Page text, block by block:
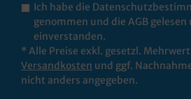
Ich habe die
genommen und die AGB
einverstanden.
* Alle Preise exkl. gesetzl.
Versandkosten und ggf.
nicht anders angegeben.